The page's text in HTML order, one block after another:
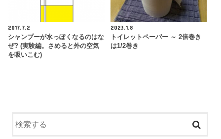
2017.7.2
シャンプーが水っぽくなるのはな
ぜ? (実験編。さめると外の空気
を吸いこむ)
2023.1.8
トイレットペーパー ～ 2倍巻き
は1/2巻き